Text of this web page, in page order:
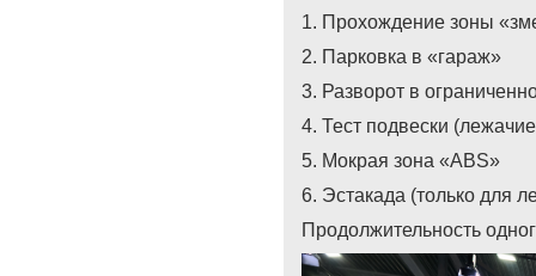
1. Прохождение зоны
2. Парковка в «гараж»
3. Разворот в
4. Тест подвески
5. Мокрая зона «ABS»
6. Эстакада (только для
Продолжительность